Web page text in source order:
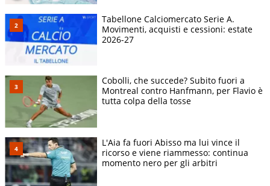
Tabellone Calciomercato Serie A.
Movimenti, acquisti e cessioni: estate
2026-27
Cobolli, che succede? Subito fuori a
Montreal contro Hanfmann, per Flavio è
tutta colpa della tosse
L'Aia fa fuori Abisso ma lui vince il
ricorso e viene riammesso: continua
momento nero per gli arbitri